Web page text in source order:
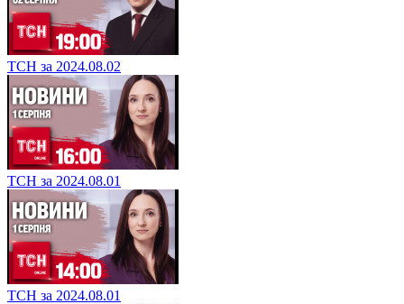
ТСН за 2024.08.02
ТСН за 2024.08.01
ТСН за 2024.08.01